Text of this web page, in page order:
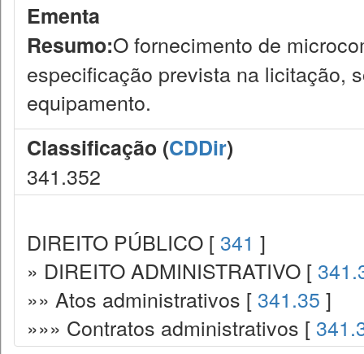
Ementa
Resumo:O fornecimento de
especificação prevista na licitação,
equipamento.
Classificação (CDDir)
341.352
DIREITO PÚBLICO [ 341 ]
» DIREITO ADMINISTRATIVO [
»» Atos administrativos [ 341.35 ]
»»» Contratos administrativos [